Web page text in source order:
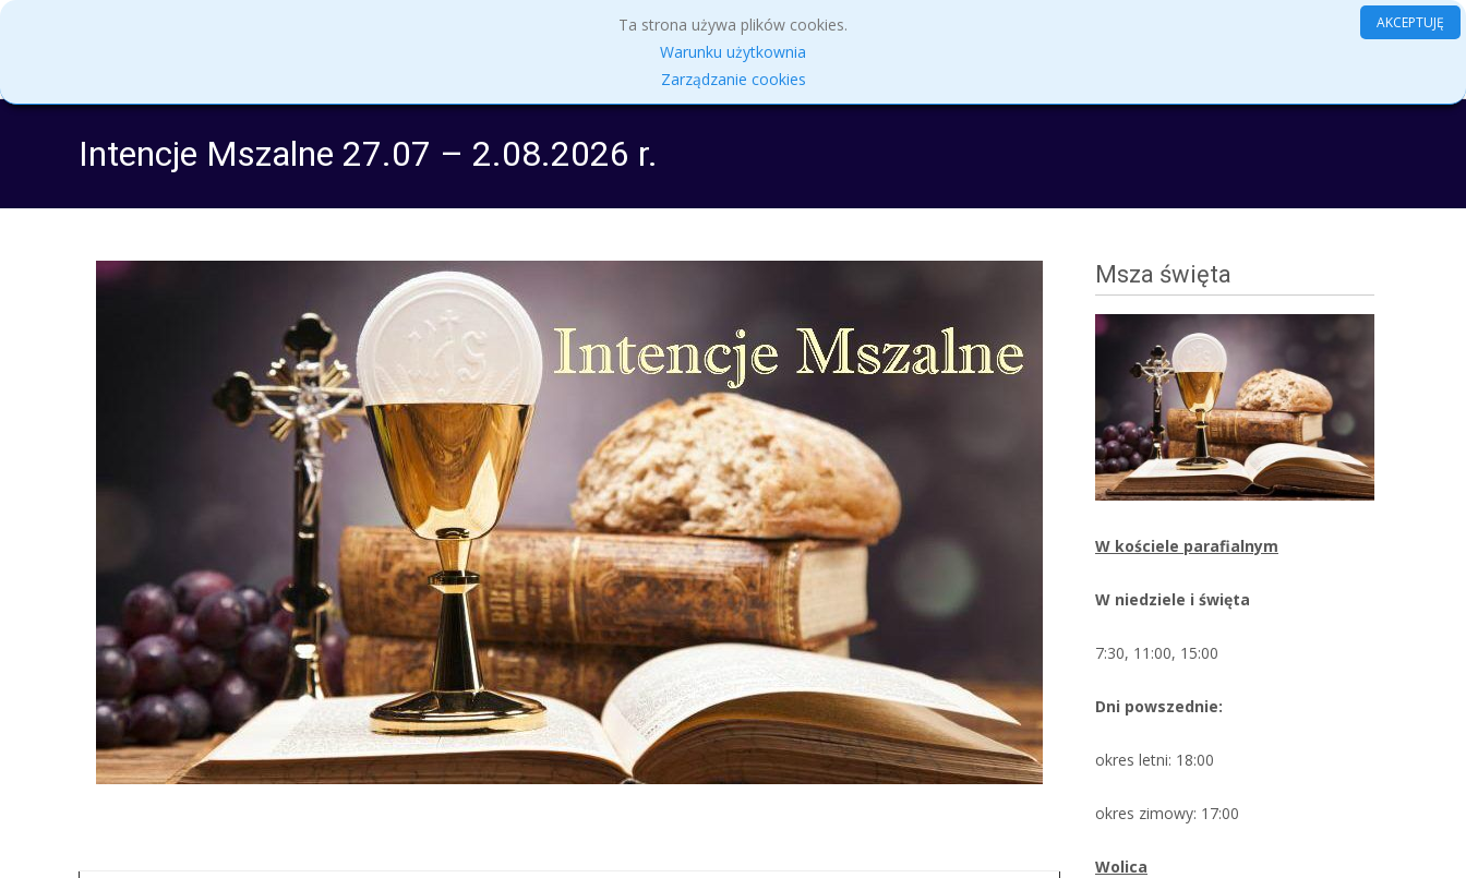
Intencje Mszalne 27.07 – 2.08.2026 r.
Search
Intencje Mszalne 27.07 – 2.08.2026 r.
Msza święta
W kościele parafialnym
W niedziele i święta
7:30, 11:00, 15:00
Dni powszednie:
okres letni: 18:00
okres zimowy: 17:00
Wolica
Ta strona używa plików cookies.
Warunku użytkownia
Zarządzanie cookies
AKCEPTUJĘ